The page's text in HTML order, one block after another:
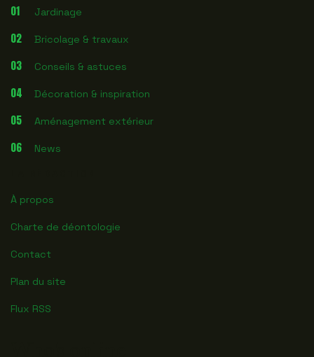
01 Jardinage
02 Bricolage & travaux
03 Conseils & astuces
04 Décoration & inspiration
05 Aménagement extérieur
06 News
À propos
Charte de déontologie
Contact
Plan du site
Flux RSS